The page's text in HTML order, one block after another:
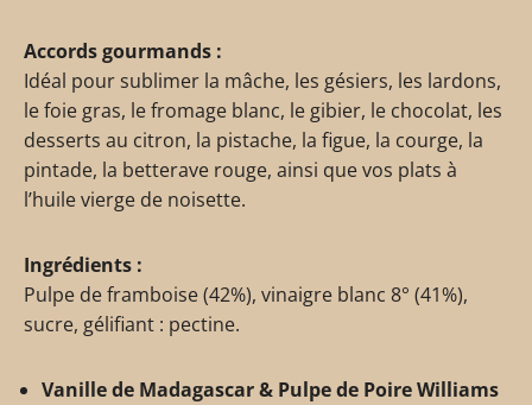
Accords gourmands :
Idéal pour sublimer la mâche, les gésiers, les lardons,
le foie gras, le fromage blanc, le gibier, le chocolat, les
desserts au citron, la pistache, la figue, la courge, la
pintade, la betterave rouge, ainsi que vos plats à
l’huile vierge de noisette.
Ingrédients :
Pulpe de framboise (42%), vinaigre blanc 8° (41%),
sucre, gélifiant : pectine.
Vanille de Madagascar & Pulpe de Poire Williams